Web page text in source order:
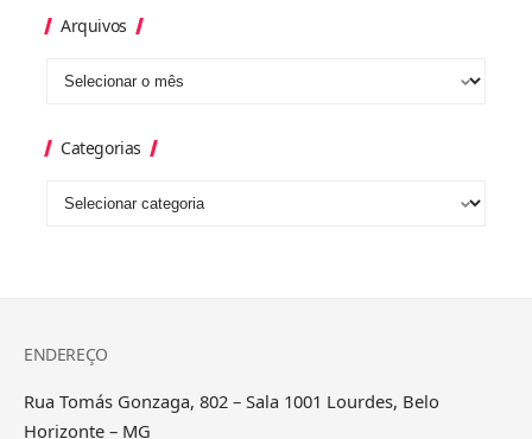
Arquivos
Categorias
ENDEREÇO
Rua Tomás Gonzaga, 802 – Sala 1001 Lourdes, Belo
Horizonte – MG